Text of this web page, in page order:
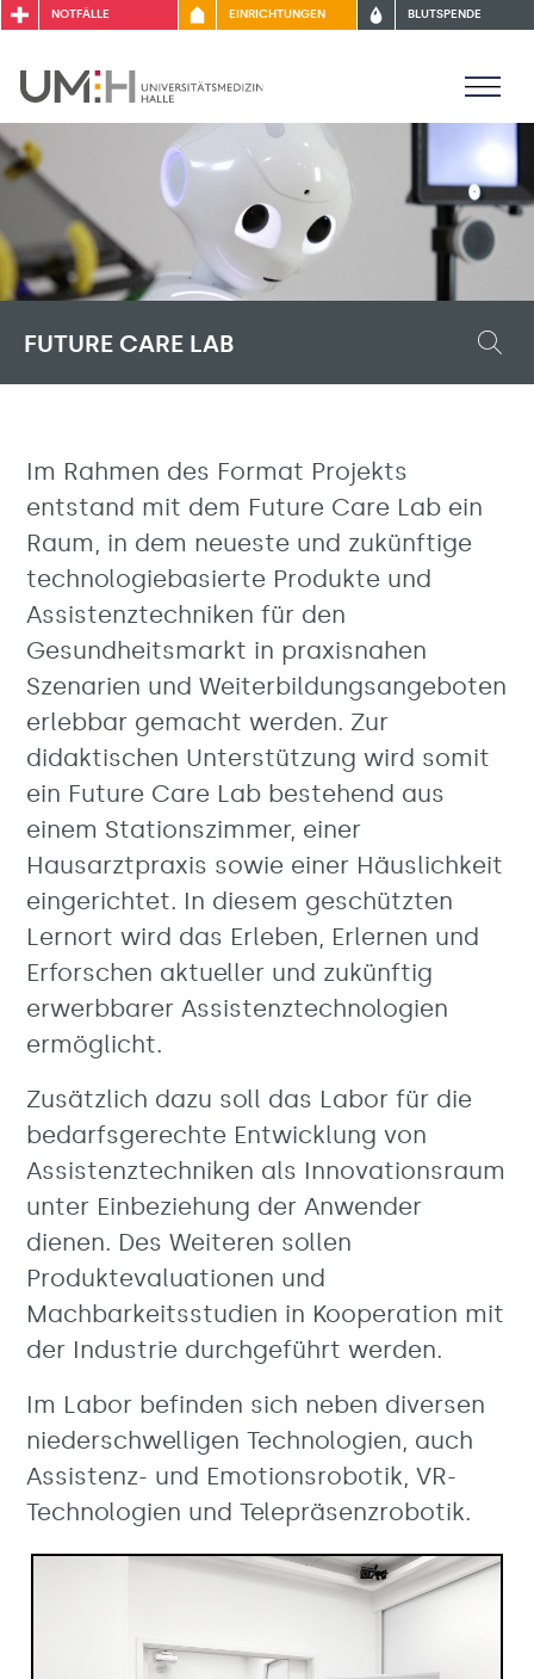
NOTFÄLLE EINRICHTUNGEN BLUTSPENDE
FUTURE CARE LAB
Im Rahmen des Format Projekts
entstand mit dem Future Care Lab ein
Raum, in dem neueste und zukünftige
technologiebasierte Produkte und
Assistenztechniken für den
Gesundheitsmarkt in praxisnahen
Szenarien und Weiterbildungsangeboten
erlebbar gemacht werden. Zur
didaktischen Unterstützung wird somit
ein Future Care Lab bestehend aus
einem Stationszimmer, einer
Hausarztpraxis sowie einer Häuslichkeit
eingerichtet. In diesem geschützten
Lernort wird das Erleben, Erlernen und
Erforschen aktueller und zukünftig
erwerbbarer Assistenztechnologien
ermöglicht.
Zusätzlich dazu soll das Labor für die
bedarfsgerechte Entwicklung von
Assistenztechniken als Innovationsraum
unter Einbeziehung der Anwender
dienen. Des Weiteren sollen
Produktevaluationen und
Machbarkeitsstudien in Kooperation mit
der Industrie durchgeführt werden.
Im Labor befinden sich neben diversen
niederschwelligen Technologien, auch
Assistenz- und Emotionsrobotik, VR-
Technologien und Telepräsenzrobotik.